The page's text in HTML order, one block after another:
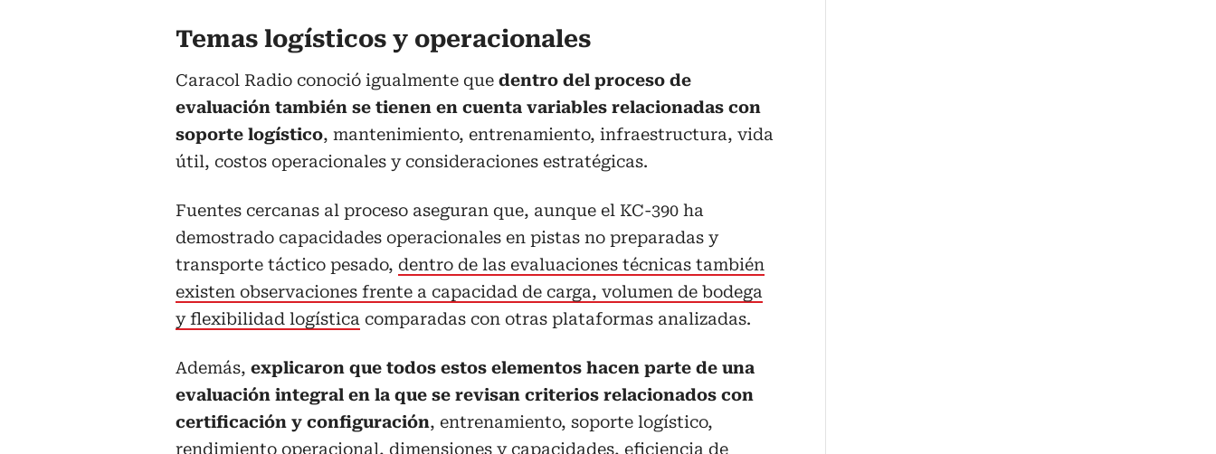
Temas logísticos y operacionales
Caracol Radio conoció igualmente que dentro del proceso de
evaluación también se tienen en cuenta variables relacionadas con
soporte logístico, mantenimiento, entrenamiento, infraestructura, vida
útil, costos operacionales y consideraciones estratégicas.
Fuentes cercanas al proceso aseguran que, aunque el KC-390 ha
demostrado capacidades operacionales en pistas no preparadas y
transporte táctico pesado, dentro de las evaluaciones técnicas también
existen observaciones frente a capacidad de carga, volumen de bodega
y flexibilidad logística comparadas con otras plataformas analizadas.
Además, explicaron que todos estos elementos hacen parte de una
evaluación integral en la que se revisan criterios relacionados con
certificación y configuración, entrenamiento, soporte logístico,
rendimiento operacional, dimensiones y capacidades, eficiencia de